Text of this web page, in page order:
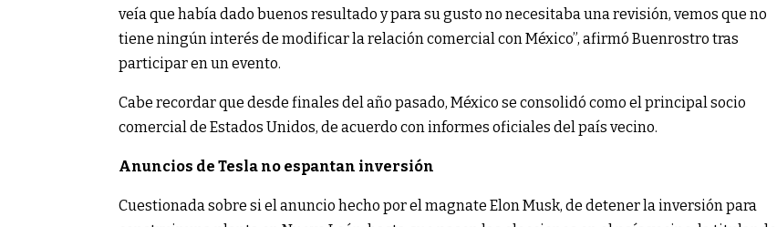
veía que había dado buenos resultado y para su gusto no necesitaba una revisión, vemos que no
tiene ningún interés de modificar la relación comercial con México”, afirmó Buenrostro tras
participar en un evento.
Cabe recordar que desde finales del año pasado, México se consolidó como el principal socio
comercial de Estados Unidos, de acuerdo con informes oficiales del país vecino.
Anuncios de Tesla no espantan inversión
Cuestionada sobre si el anuncio hecho por el magnate Elon Musk, de detener la inversión para